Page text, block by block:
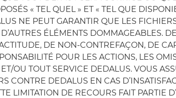
« TEL QUEL » ET « TEL QUE
NE PEUT GARANTIR QUE LES
ÉLÉMENTS DOMMAGEABLES.
DE NON-CONTREFAÇON, DE
POUR LES ACTIONS, LES
OU TOUT SERVICE DEDALUS. VOUS
CONTRE DEDALUS EN CAS
LIMITATION DE RECOURS FAIT PARTIE